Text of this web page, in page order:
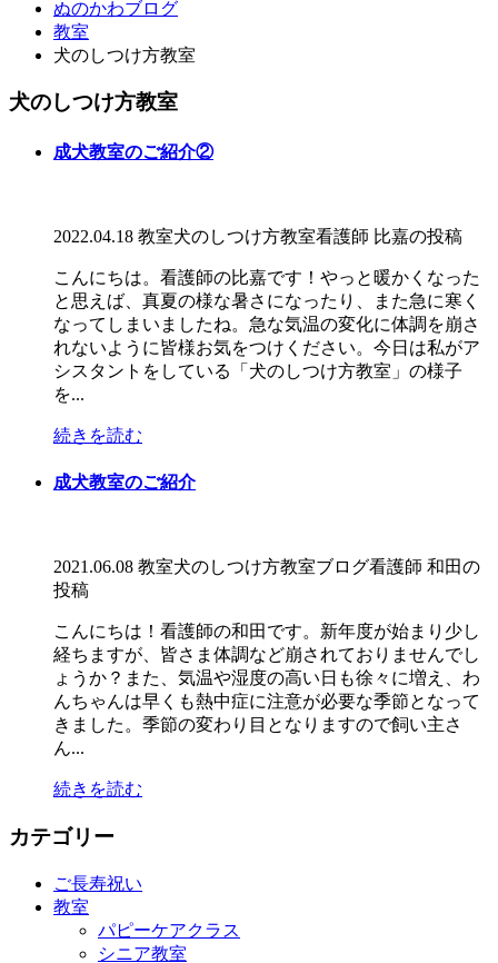
ぬのかわブログ
教室
犬のしつけ方教室
犬のしつけ方教室
成犬教室のご紹介②
2022.04.18 教室犬のしつけ方教室看護師 比嘉の投稿
こんにちは。看護師の比嘉です！やっと暖かくなった
と思えば、真夏の様な暑さになったり、また急に寒く
なってしまいましたね。急な気温の変化に体調を崩さ
れないように皆様お気をつけください。今日は私がア
シスタントをしている「犬のしつけ方教室」の様子
を...
続きを読む
成犬教室のご紹介
2021.06.08 教室犬のしつけ方教室ブログ看護師 和田の
投稿
こんにちは！看護師の和田です。新年度が始まり少し
経ちますが、皆さま体調など崩されておりませんでし
ょうか？また、気温や湿度の高い日も徐々に増え、わ
んちゃんは早くも熱中症に注意が必要な季節となって
きました。季節の変わり目となりますので飼い主さ
ん...
続きを読む
カテゴリー
ご長寿祝い
教室
パピーケアクラス
シニア教室